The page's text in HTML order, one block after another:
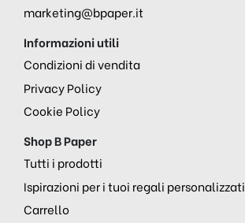
marketing@bpaper.it
Informazioni utili
Condizioni di vendita
Privacy Policy
Cookie Policy
Shop B Paper
Tutti i prodotti
Ispirazioni per i tuoi regali personalizzati
Carrello